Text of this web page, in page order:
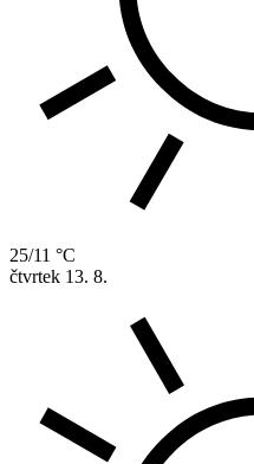
25/11 °C
čtvrtek 13. 8.